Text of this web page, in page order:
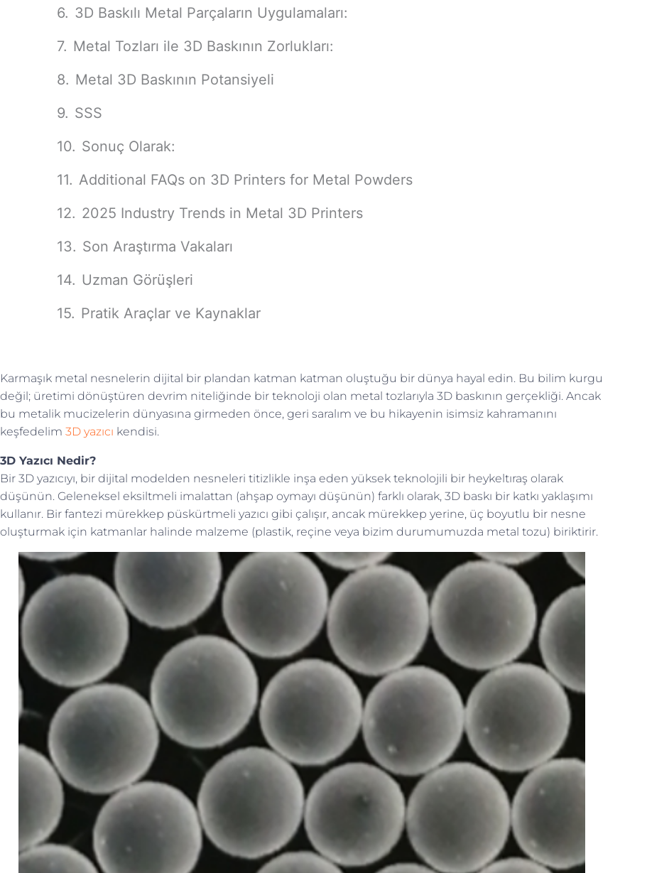
3D Baskılı Metal Parçaların Uygulamaları:
Metal Tozları ile 3D Baskının Zorlukları:
Metal 3D Baskının Potansiyeli
SSS
Sonuç Olarak:
Additional FAQs on 3D Printers for Metal Powders
2025 Industry Trends in Metal 3D Printers
Son Araştırma Vakaları
Uzman Görüşleri
Pratik Araçlar ve Kaynaklar
Karmaşık metal nesnelerin dijital bir plandan katman katman oluştuğu bir dünya hayal edin. Bu bilim kurgu
değil; üretimi dönüştüren devrim niteliğinde bir teknoloji olan metal tozlarıyla 3D baskının gerçekliği. Ancak
bu metalik mucizelerin dünyasına girmeden önce, geri saralım ve bu hikayenin isimsiz kahramanını
keşfedelim 3D yazıcı kendisi.
3D Yazıcı Nedir?
Bir 3D yazıcıyı, bir dijital modelden nesneleri titizlikle inşa eden yüksek teknolojili bir heykeltıraş olarak
düşünün. Geleneksel eksiltmeli imalattan (ahşap oymayı düşünün) farklı olarak, 3D baskı bir katkı yaklaşımı
kullanır. Bir fantezi mürekkep püskürtmeli yazıcı gibi çalışır, ancak mürekkep yerine, üç boyutlu bir nesne
oluşturmak için katmanlar halinde malzeme (plastik, reçine veya bizim durumumuzda metal tozu) biriktirir.